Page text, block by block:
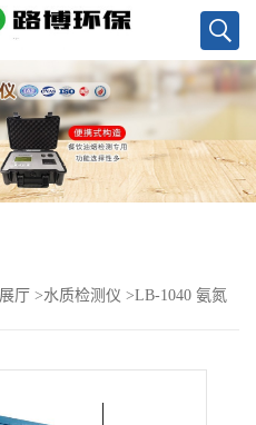
厅 >水质检测仪 >LB-1040 氨氮